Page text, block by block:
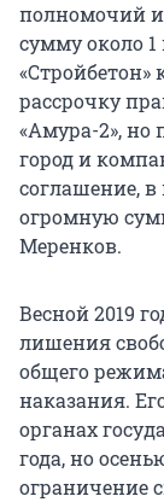
полномочий
сумму около
рассрочку
«Амура-2», но
город и
соглашение, в
огромную
Меренков.
Весной 2019
лишения
общего
наказания.
органах
года, но
ограничение